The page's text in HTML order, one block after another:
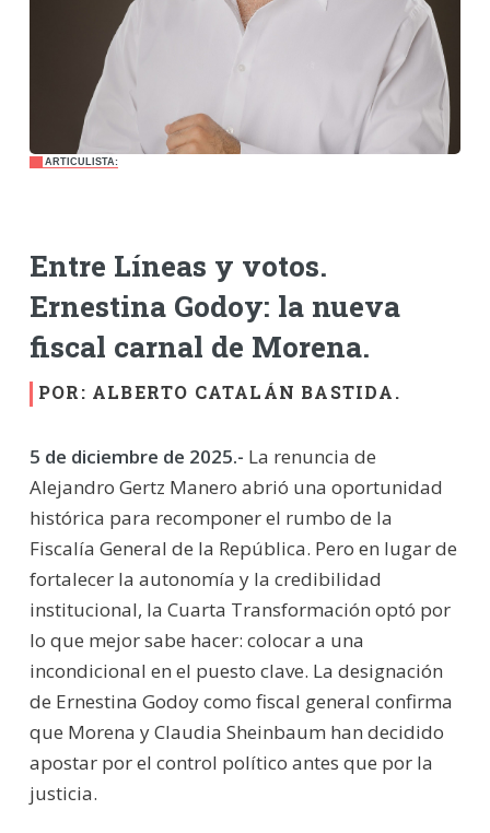
Entre Líneas y votos.
Ernestina Godoy: la nueva
fiscal carnal de Morena.
POR: ALBERTO CATALÁN BASTIDA.
5 de diciembre de 2025.- La renuncia de
Alejandro Gertz Manero abrió una oportunidad
histórica para recomponer el rumbo de la
Fiscalía General de la República. Pero en lugar de
fortalecer la autonomía y la credibilidad
institucional, la Cuarta Transformación optó por
lo que mejor sabe hacer: colocar a una
incondicional en el puesto clave. La designación
de Ernestina Godoy como fiscal general confirma
que Morena y Claudia Sheinbaum han decidido
apostar por el control político antes que por la
justicia.
ARTICULISTA: